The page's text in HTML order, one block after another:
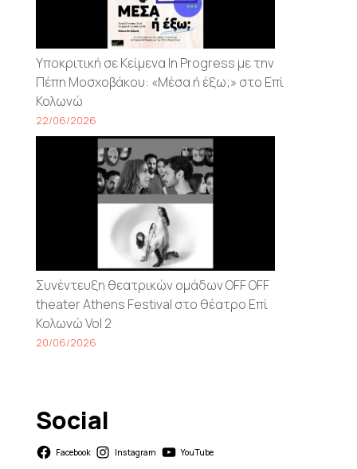
Υποκριτική σε Κείμενα In Progress με την
Πέπη Μοσχοβάκου: «Μέσα ή έξω;» στο Επί
Κολωνώ
22/06/2026
Συνέντευξη θεατρικών ομάδων OFF OFF
theater Athens Festival στο θέατρο Επί
Κολωνώ Vol 2
20/06/2026
Social
Facebook Instagram YouTube